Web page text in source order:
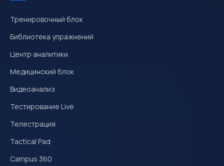
Тренировочный блок
Библиотека упражнений
Центр аналитики
Медицинский блок
Видеоанализ
Тестирование Live
Телестрация
Tactical Pad
Campus 360